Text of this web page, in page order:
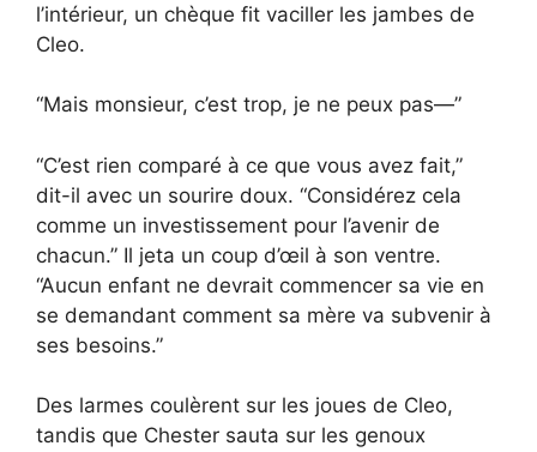
l’intérieur, un chèque fit vaciller les jambes de
Cleo.
“Mais monsieur, c’est trop, je ne peux pas—”
“C’est rien comparé à ce que vous avez fait,”
dit-il avec un sourire doux. “Considérez cela
comme un investissement pour l’avenir de
chacun.” Il jeta un coup d’œil à son ventre.
“Aucun enfant ne devrait commencer sa vie en
se demandant comment sa mère va subvenir à
ses besoins.”
Des larmes coulèrent sur les joues de Cleo,
tandis que Chester sauta sur les genoux